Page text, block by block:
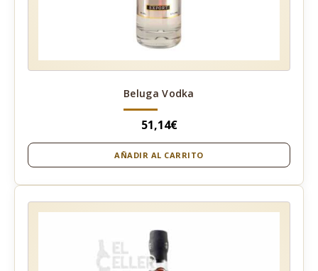
Beluga Vodka
51,14€
AÑADIR AL CARRITO